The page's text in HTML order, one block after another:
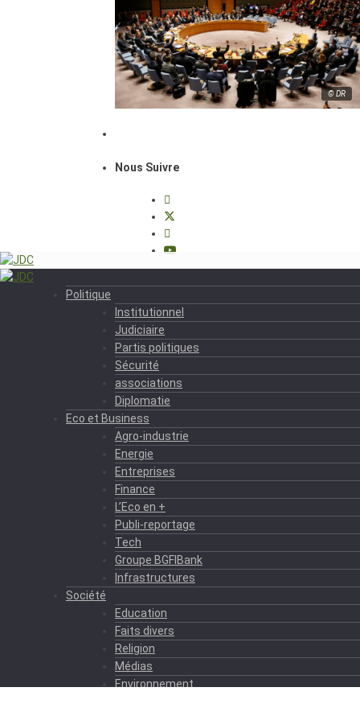
© DR
Nous Suivre
Politique
Institutionnel
Judiciaire
Partis politiques
Sécurité
associations
Diplomatie
Eco et Business
Agro-industrie
Energie
Entreprises
Finance
L’Eco en +
Publi-reportage
Tech
Groupe BGFIBank
Infrastructures
Société
Education
Faits divers
Religion
Médias
Environnement